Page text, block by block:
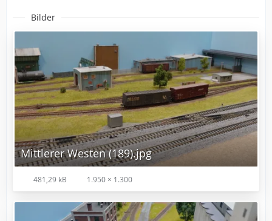
Bilder
Mittlerer Westen (189).jpg
481,29 kB 1.950 × 1.300